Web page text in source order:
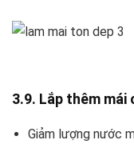
3.9. Lắp thêm mái
Giảm lượng nước